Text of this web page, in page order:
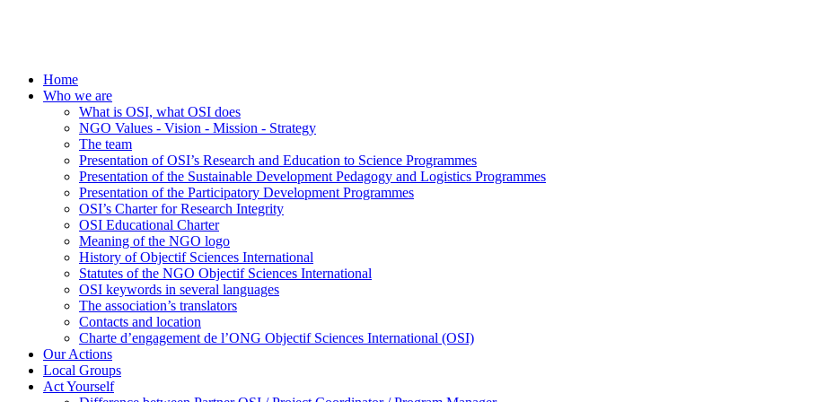
Home
Who we are
What is OSI, what OSI does
NGO Values - Vision - Mission - Strategy
The team
Presentation of OSI’s Research and Education to Science Programmes
Presentation of the Sustainable Development Pedagogy and Logistics Programmes
Presentation of the Participatory Development Programmes
OSI’s Charter for Research Integrity
OSI Educational Charter
Meaning of the NGO logo
History of Objectif Sciences International
Statutes of the NGO Objectif Sciences International
OSI keywords in several languages
The association’s translators
Contacts and location
Charte d’engagement de l’ONG Objectif Sciences International (OSI)
Our Actions
Local Groups
Act Yourself